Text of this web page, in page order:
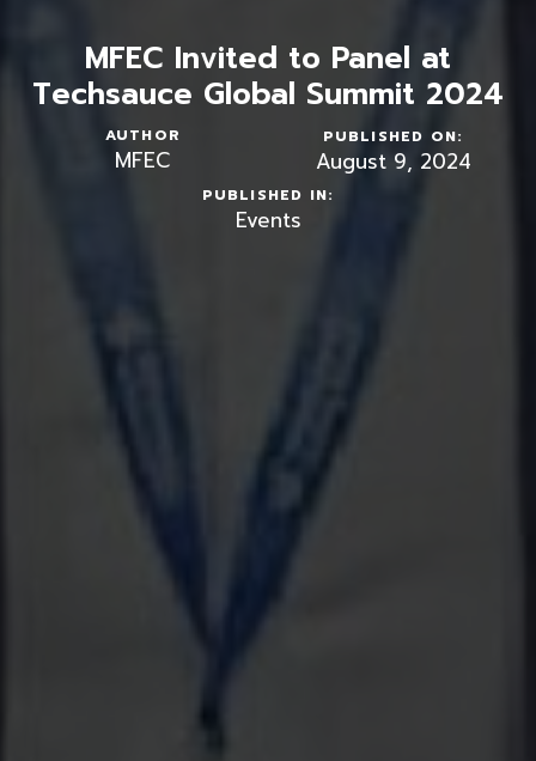
MFEC Invited to Panel at
Techsauce Global Summit 2024
AUTHOR
MFEC
PUBLISHED ON:
August 9, 2024
PUBLISHED IN:
Events